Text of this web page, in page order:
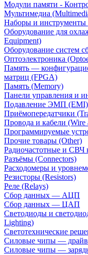
Модули памяти -
Мультимедиа
Наборы и инструменты
Оборудование для
Equipment)
Оборудование систем
Оптоэлектроника
Память —
матриц (FPGA)
Память (Memory)
Панели управления и
Подавление ЭМП (EMI)
Приёмопередатчики
Провода и кабели (Wire
Программируемые
Прочие товары (Other)
Радиочастотные и СВЧ
Разъёмы (Connectors)
Расходомеры и
Резисторы (Resistors)
Реле (Relays)
Сбор данных — АЦП
Сбор данных — ЦАП
Светодиоды и
Lighting)
Светотехнические
Силовые чипы —
Силовые чипы —